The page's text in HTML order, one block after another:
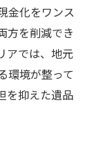
金化をワンス
方を削減でき
アでは、地元
環境が整って
を抑えた遺品